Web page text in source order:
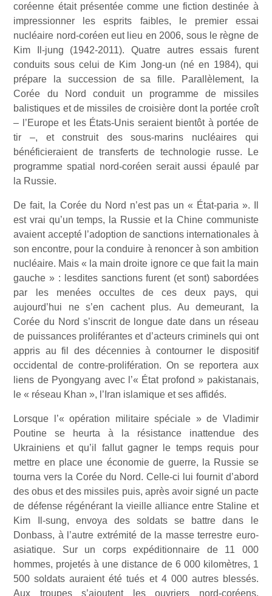
coréenne était présentée comme une fiction destinée à
impressionner les esprits faibles, le premier essai
nucléaire nord-coréen eut lieu en 2006, sous le règne de
Kim Il-jung (1942-2011). Quatre autres essais furent
conduits sous celui de Kim Jong-un (né en 1984), qui
prépare la succession de sa fille. Parallèlement, la
Corée du Nord conduit un programme de missiles
balistiques et de missiles de croisière dont la portée croît
– l’Europe et les États-Unis seraient bientôt à portée de
tir –, et construit des sous-marins nucléaires qui
bénéficieraient de transferts de technologie russe. Le
programme spatial nord-coréen serait aussi épaulé par
la Russie.
De fait, la Corée du Nord n’est pas un « État-paria ». Il
est vrai qu’un temps, la Russie et la Chine communiste
avaient accepté l’adoption de sanctions internationales à
son encontre, pour la conduire à renoncer à son ambition
nucléaire. Mais « la main droite ignore ce que fait la main
gauche » : lesdites sanctions furent (et sont) sabordées
par les menées occultes de ces deux pays, qui
aujourd’hui ne s’en cachent plus. Au demeurant, la
Corée du Nord s’inscrit de longue date dans un réseau
de puissances proliférantes et d’acteurs criminels qui ont
appris au fil des décennies à contourner le dispositif
occidental de contre-prolifération. On se reportera aux
liens de Pyongyang avec l’« État profond » pakistanais,
le « réseau Khan », l’Iran islamique et ses affidés.
Lorsque l’« opération militaire spéciale » de Vladimir
Poutine se heurta à la résistance inattendue des
Ukrainiens et qu’il fallut gagner le temps requis pour
mettre en place une économie de guerre, la Russie se
tourna vers la Corée du Nord. Celle-ci lui fournit d’abord
des obus et des missiles puis, après avoir signé un pacte
de défense régénérant la vieille alliance entre Staline et
Kim Il-sung, envoya des soldats se battre dans le
Donbass, à l’autre extrémité de la masse terrestre euro-
asiatique. Sur un corps expéditionnaire de 11 000
hommes, projetés à une distance de 6 000 kilomètres, 1
500 soldats auraient été tués et 4 000 autres blessés.
Aux troupes s’ajoutent les ouvriers nord-coréens,